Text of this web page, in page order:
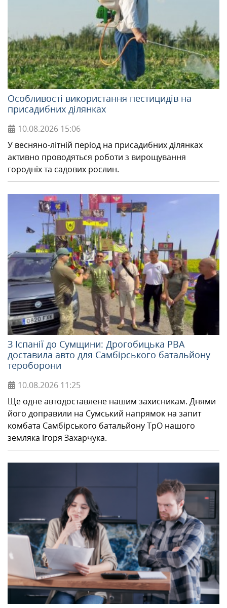
Особливості використання пестицидів на
присадибних ділянках
10.08.2026 15:06
У весняно-літній період на присадибних ділянках
активно проводяться роботи з вирощування
городніх та садових рослин.
З Іспанії до Сумщини: Дрогобицька РВА
доставила авто для Самбірського батальйону
тероборони
10.08.2026 11:25
Ще одне автодоставлене нашим захисникам. Днями
його доправили на Сумський напрямок на запит
комбата Самбірського батальйону ТрО нашого
земляка Ігоря Захарчука.